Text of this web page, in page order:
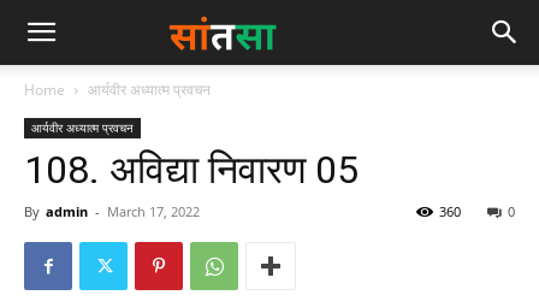
Home आर्यवीर अध्यात्म प्रवचन
आर्यवीर अध्यात्म प्रवचन
108. अविद्या निवारण 05
By admin - March 17, 2022 0
360